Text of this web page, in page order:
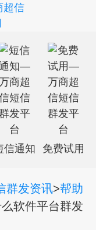
信通知 免费试用
群发资讯>帮助
软件平台群发